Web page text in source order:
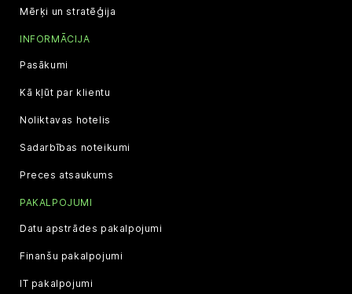
Mērķi un stratēģija
INFORMĀCIJA
Pasākumi
Kā kļūt par klientu
Noliktavas hotelis
Sadarbības noteikumi
Preces atsaukums
PAKALPOJUMI
Datu apstrādes pakalpojumi
Finanšu pakalpojumi
IT pakalpojumi